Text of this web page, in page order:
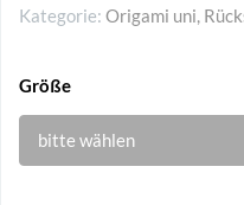
Kategorie: Origami uni,
Größe
bitte wählen